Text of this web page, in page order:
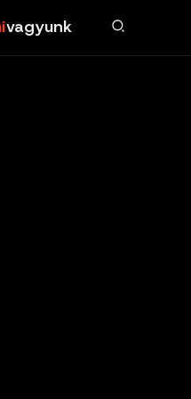
vagyunk